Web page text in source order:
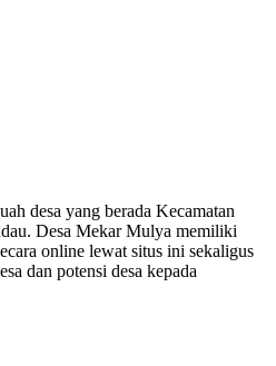
desa yang berada Kecamatan
Desa Mekar Mulya memiliki
online lewat situs ini sekaligus
dan potensi desa kepada